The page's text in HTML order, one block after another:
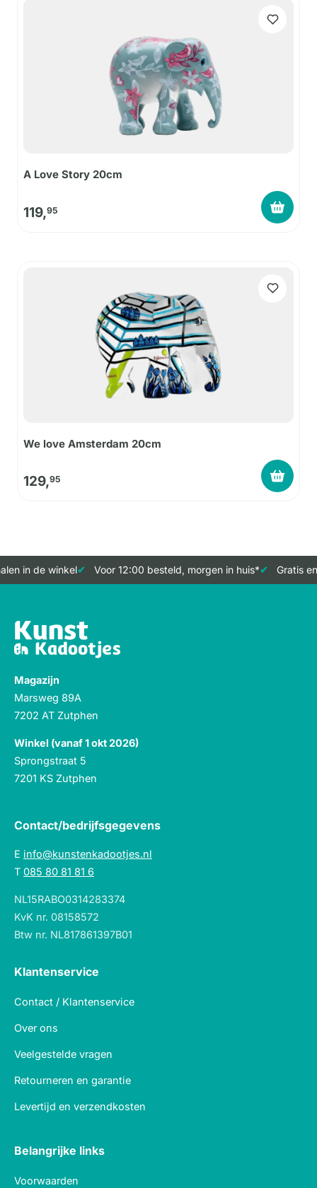
A Love Story 20cm
119,95
We love Amsterdam 20cm
129,95
in de winkel Voor 12:00 besteld, morgen in huis* Gratis
Magazijn
Marsweg 89A
7202 AT Zutphen
Winkel (vanaf 1 okt 2026)
Sprongstraat 5
7201 KS Zutphen
Contact/bedrijfsgegevens
E info@kunstenkadootjes.nl
T 085 80 81 81 6
NL15RABO0314283374
KvK nr. 08158572
Btw nr. NL817861397B01
Klantenservice
Contact / Klantenservice
Over ons
Veelgestelde vragen
Retourneren en garantie
Levertijd en verzendkosten
Belangrijke links
Voorwaarden